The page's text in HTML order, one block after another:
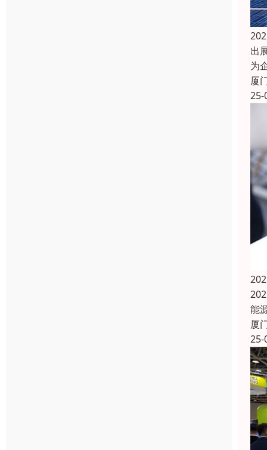
出
为
厦
25-
能
厦
25-